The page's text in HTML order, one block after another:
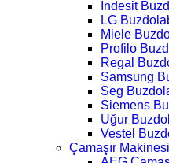
İndesit
LG
Miele
Profilo
Regal
Samsung
Seg
Siemens
Uğur
Vestel
Çamaşır Makinesi